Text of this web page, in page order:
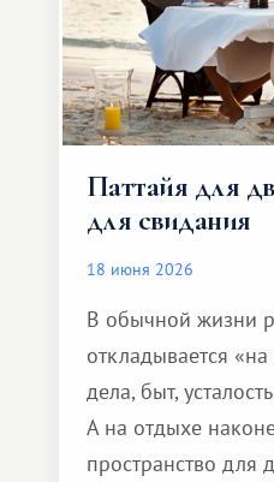
Паттайя для
для свидания
18 июня 2026
В обычной жизни
откладывается
дела, быт,
А на отдыхе
пространство для